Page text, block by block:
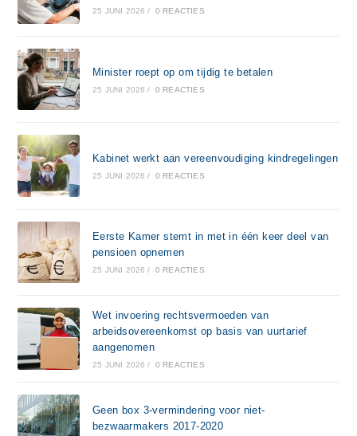
25 JUNI 2026 / 0 REACTIES
Minister roept op om tijdig te betalen
25 JUNI 2026 / 0 REACTIES
Kabinet werkt aan vereenvoudiging kindregelingen
25 JUNI 2026 / 0 REACTIES
Eerste Kamer stemt in met in één keer deel van
pensioen opnemen
25 JUNI 2026 / 0 REACTIES
Wet invoering rechtsvermoeden van
arbeidsovereenkomst op basis van uurtarief
aangenomen
25 JUNI 2026 / 0 REACTIES
Geen box 3-vermindering voor niet-
bezwaarmakers 2017-2020